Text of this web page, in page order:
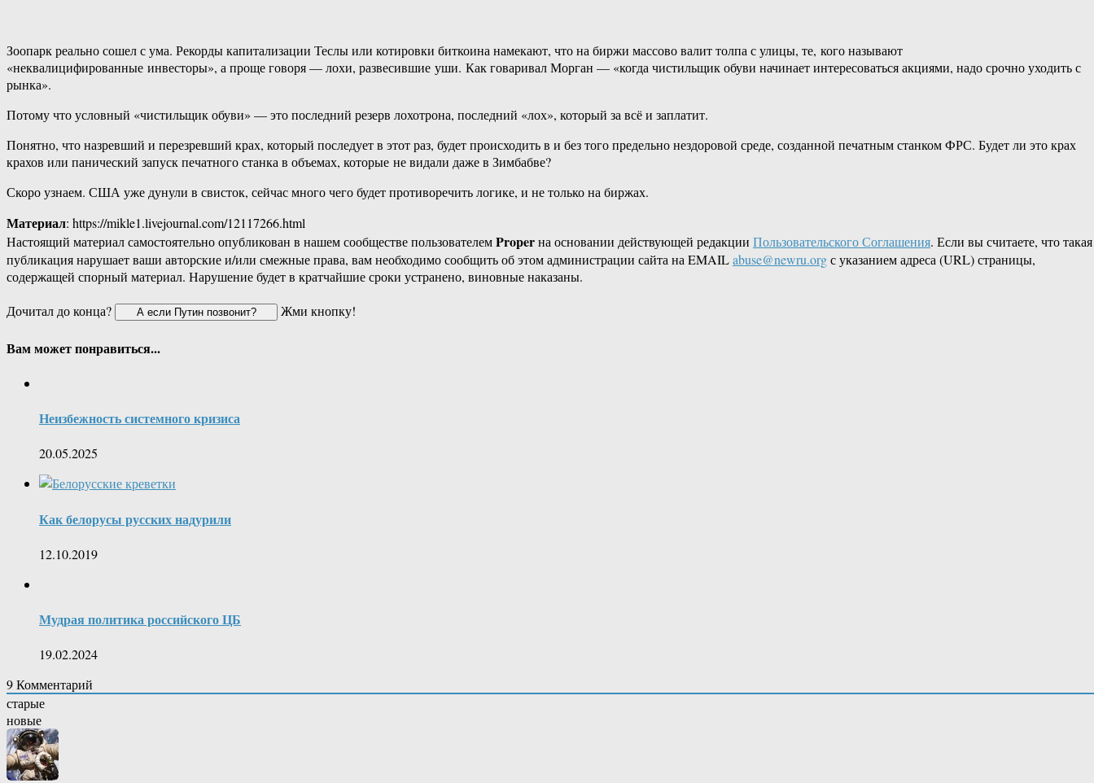
Зоопарк реально сошел с ума. Рекорды капитализации Теслы или котировки биткоина намекают, что на биржи массово валит толпа с улицы, те, кого называют
«неквалицифированные инвесторы», а проще говоря — лохи, развесившие уши. Как говаривал Морган — «когда чистильщик обуви начинает интересоваться акциями, надо срочно уходить с
рынка».
Потому что условный «чистильщик обуви» — это последний резерв лохотрона, последний «лох», который за всё и заплатит.
Понятно, что назревший и перезревший крах, который последует в этот раз, будет происходить в и без того предельно нездоровой среде, созданной печатным станком ФРС. Будет ли это крах
крахов или панический запуск печатного станка в объемах, которые не видали даже в Зимбабве?
Скоро узнаем. США уже дунули в свисток, сейчас много чего будет противоречить логике, и не только на биржах.
Материал: https://mikle1.livejournal.com/12117266.html
Настоящий материал самостоятельно опубликован в нашем сообществе пользователемProperна основании действующей редакции Пользовательского Соглашения. Если вы считаете, что такая
публикация нарушает ваши авторские и/или смежные права, вам необходимо сообщить об этом администрации сайта на EMAILabuse@newru.orgс указанием адреса (URL) страницы,
содержащей спорный материал. Нарушение будет в кратчайшие сроки устранено, виновные наказаны.
Дочитал до конца?
Жми кнопку!
Вам может понравиться...
Неизбежность системного кризиса
20.05.2025
Как белорусы русских надурили
12.10.2019
Мудрая политика российского ЦБ
19.02.2024
9Комментарий
старые
новые